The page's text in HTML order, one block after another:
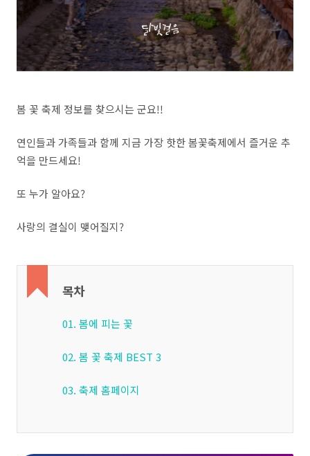
봄 꽃 축제 정보를 찾으시는 군요!!
연인들과 가족들과 함께 지금 가장 핫한 봄꽃축제에서 즐거운 추
억을 만드세요!
또 누가 알아요?
사랑의 결실이 맺어질지?
목차
01. 봄에 피는 꽃
02. 봄 꽃 축제 BEST 3
03. 축제 홈페이지